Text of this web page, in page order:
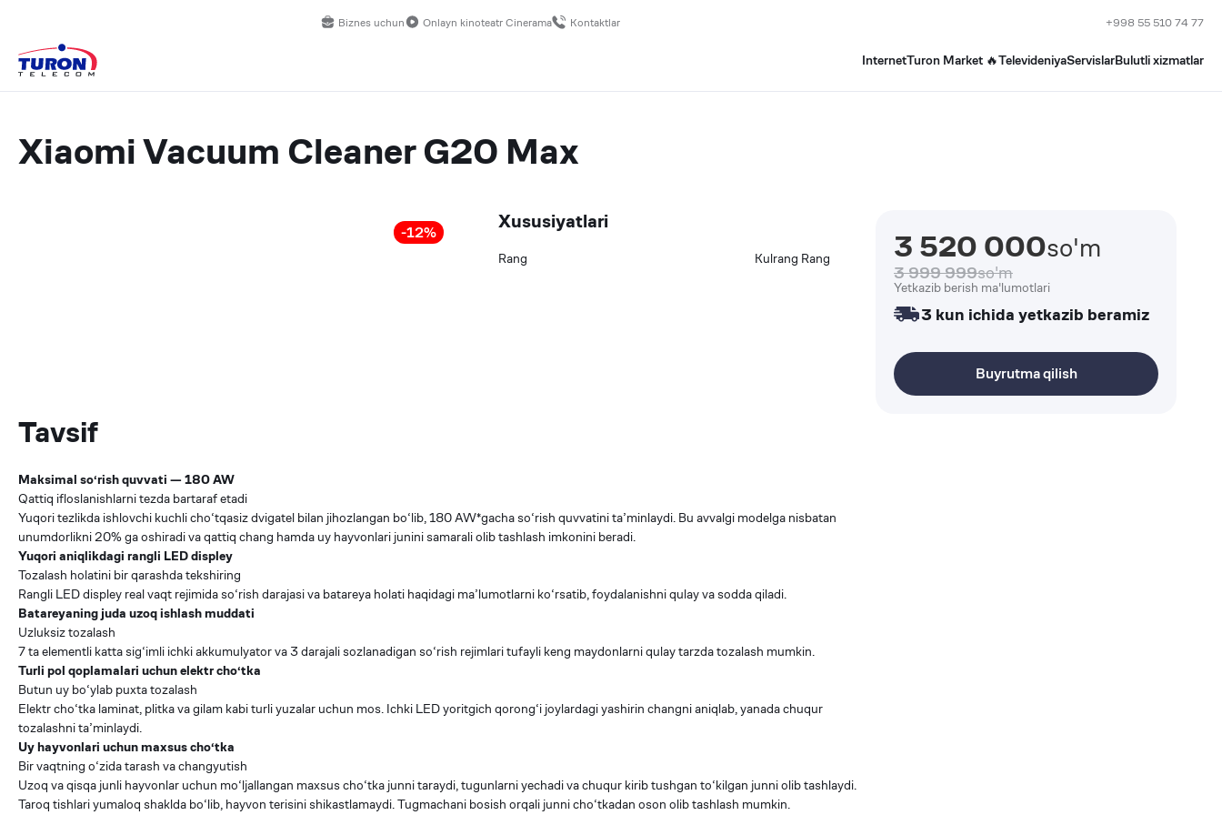
Biznes uchun Onlayn kinoteatr Cinerama Kontaktlar +998 55 510 74 77
InternetTuron Market 🔥TelevideniyaServislarBulutli xizmatlar
Xiaomi Vacuum Cleaner G20 Max
-12% Xususiyatlari
Rang Kulrang Rang 3 520 000so'm
3 999 999so'm
Yetkazib berish ma'lumotlari
3 kun ichida yetkazib beramiz
Buyrutma qilish
Tavsif
Maksimal so‘rish quvvati — 180 AW
Qattiq ifloslanishlarni tezda bartaraf etadi
Yuqori tezlikda ishlovchi kuchli cho‘tqasiz dvigatel bilan jihozlangan bo‘lib, 180 AW*gacha so‘rish quvvatini ta’minlaydi. Bu avvalgi modelga nisbatan
unumdorlikni 20% ga oshiradi va qattiq chang hamda uy hayvonlari junini samarali olib tashlash imkonini beradi.
Yuqori aniqlikdagi rangli LED displey
Tozalash holatini bir qarashda tekshiring
Rangli LED displey real vaqt rejimida so‘rish darajasi va batareya holati haqidagi ma’lumotlarni ko‘rsatib, foydalanishni qulay va sodda qiladi.
Batareyaning juda uzoq ishlash muddati
Uzluksiz tozalash
7 ta elementli katta sig‘imli ichki akkumulyator va 3 darajali sozlanadigan so‘rish rejimlari tufayli keng maydonlarni qulay tarzda tozalash mumkin.
Turli pol qoplamalari uchun elektr cho‘tka
Butun uy bo‘ylab puxta tozalash
Elektr cho‘tka laminat, plitka va gilam kabi turli yuzalar uchun mos. Ichki LED yoritgich qorong‘i joylardagi yashirin changni aniqlab, yanada chuqur
tozalashni ta’minlaydi.
Uy hayvonlari uchun maxsus cho‘tka
Bir vaqtning o‘zida tarash va changyutish
Uzoq va qisqa junli hayvonlar uchun mo‘ljallangan maxsus cho‘tka junni taraydi, tugunlarni yechadi va chuqur kirib tushgan to‘kilgan junni olib tashlaydi.
Taroq tishlari yumaloq shaklda bo‘lib, hayvon terisini shikastlamaydi. Tugmachani bosish orqali junni cho‘tkadan oson olib tashlash mumkin.